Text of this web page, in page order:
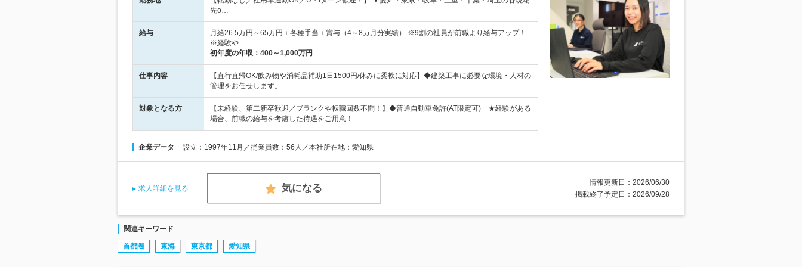
先o…
給与
月給26.5万円～65万円＋各種手当＋賞与（4～8カ月分実績） ※9割の社員が前職より給与アップ！
※経験や…
初年度の年収： 400～1,000万円
仕事内容
【直行直帰OK/飲み物や消耗品補助1日1500円/休みに柔軟に対応】◆建築工事に必要な環境・人材の
管理をお任せします。
対象となる方
【未経験、第二新卒歓迎／ブランクや転職回数不問！】◆普通自動車免許(AT限定可) ★経験がある
場合、前職の給与を考慮した待遇をご用意！
企業データ 設立：1997年11月／従業員数：56人／本社所在地：愛知県
求人詳細を見る 気になる
情報更新日：2026/06/30
掲載終了予定日：2026/09/28
関連キーワード
首都圏 東海 東京都 愛知県